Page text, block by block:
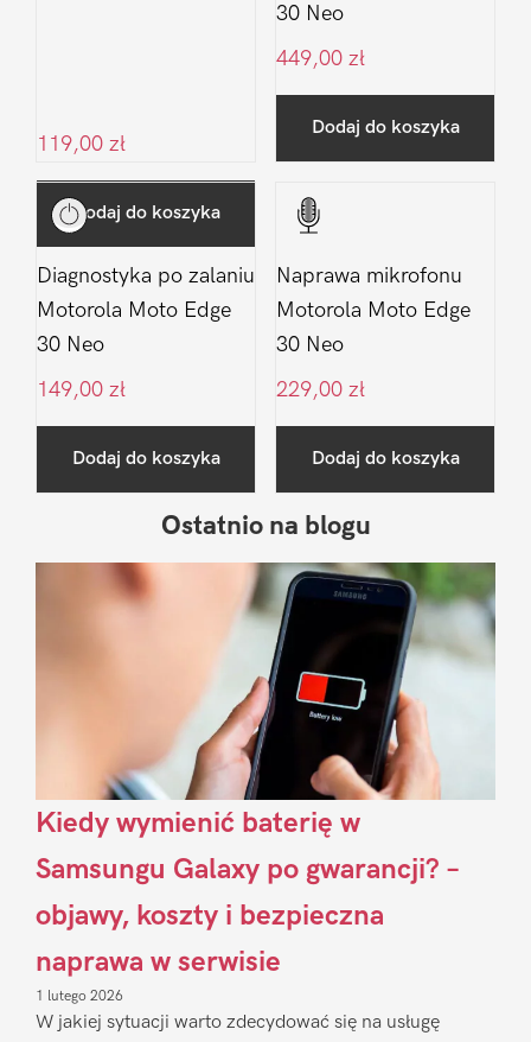
119,00 zł
Dodaj do koszyka
30 Neo
449,00 zł
Dodaj do koszyka
Diagnostyka po zalaniu
Motorola Moto Edge
30 Neo
149,00 zł
Dodaj do koszyka
Naprawa mikrofonu
Motorola Moto Edge
30 Neo
229,00 zł
Dodaj do koszyka
Sidebar
Ostatnio na blogu
Kiedy wymienić baterię w
Samsungu Galaxy po gwarancji? –
objawy, koszty i bezpieczna
naprawa w serwisie
1 lutego 2026
W jakiej sytuacji warto zdecydować się na usługę